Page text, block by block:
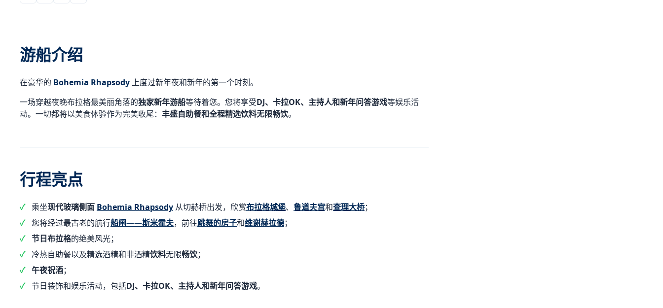
游船介绍
在豪华的 Bohemia Rhapsody 上度过新年夜和新年的第一个时刻。
一场穿越夜晚布拉格最美丽角落的独家新年游船等待着您。您将享受DJ、卡拉OK、主持人和新年问答游戏等娱乐活
动。一切都将以美食体验作为完美收尾： 丰盛自助餐和全程精选饮料无限畅饮。
行程亮点
乘坐现代玻璃侧面 Bohemia Rhapsody 从切赫桥出发，欣赏布拉格城堡、 鲁道夫宫和查理大桥；
您将经过最古老的航行船闸——斯米霍夫，前往跳舞的房子和维谢赫拉德；
节日布拉格的绝美风光；
冷热自助餐以及精选酒精和非酒精饮料无限畅饮；
午夜祝酒；
节日装饰和娱乐活动，包括DJ、卡拉OK、主持人和新年问答游戏。